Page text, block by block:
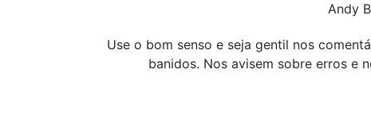
Andy
Use o bom senso e seja gentil nos
banidos. Nos avisem sobre erros e